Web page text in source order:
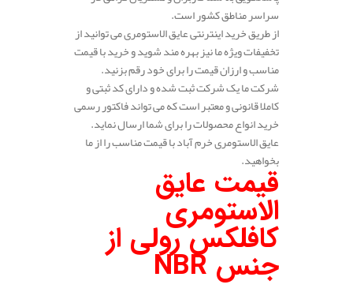
سراسر مناطق کشور است.
از طریق خرید اینترنتی عایق الاستومری می توانید از
تخفیفات ویژه ما نیز بهره مند شوید و خرید با قیمت
مناسب و ارزان قیمت را برای خود رقم بزنید.
شرکت ما یک شرکت ثبت شده و دارای کد ثبتی و
کاملا قانونی و معتبر است که می تواند فاکتور رسمی
خرید انواع محصولات را برای شما ارسال نماید.
عایق الاستومری خرم آباد با قیمت مناسب را از ما
بخواهید.
قیمت عایق
الاستومری
کافلکس رولی از
جنس NBR